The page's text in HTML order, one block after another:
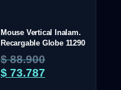
Mouse Vertical Inalam.
Recargable Globe 11290
$88.900
$ 73.787